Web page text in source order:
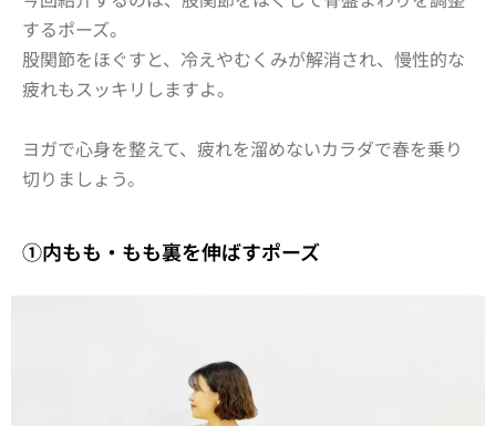
するポーズ。
股関節をほぐすと、冷えやむくみが解消され、慢性的な
疲れもスッキリしますよ。
ヨガで心身を整えて、疲れを溜めないカラダで春を乗り
切りましょう。
①内もも・もも裏を伸ばすポーズ